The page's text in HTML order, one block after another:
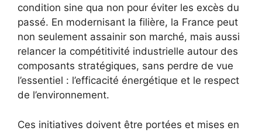
condition sine qua non pour éviter les excès du
passé. En modernisant la filière, la France peut
non seulement assainir son marché, mais aussi
relancer la compétitivité industrielle autour des
composants stratégiques, sans perdre de vue
l’essentiel : l’efficacité énergétique et le respect
de l’environnement.
Ces initiatives doivent être portées et mises en